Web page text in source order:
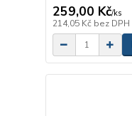
259,00 Kč/ks
214,05 Kč bez DPH